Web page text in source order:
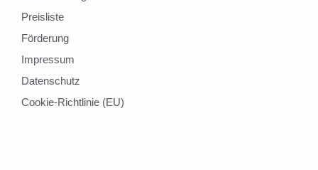
Preisliste
Förderung
Impressum
Datenschutz
Cookie-Richtlinie (EU)